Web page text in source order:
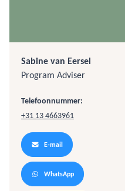
Sabine van Eersel
Program Adviser
Telefoonnummer:
+31 13 4663961
E-mail
WhatsApp